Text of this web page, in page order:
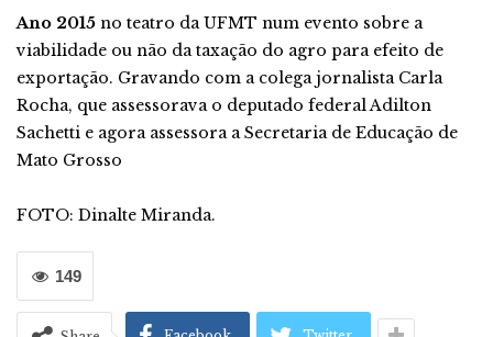
Ano 2015 no teatro da UFMT num evento sobre a
viabilidade ou não da taxação do agro para efeito de
exportação. Gravando com a colega jornalista Carla
Rocha, que assessorava o deputado federal Adilton
Sachetti e agora assessora a Secretaria de Educação de
Mato Grosso
FOTO: Dinalte Miranda.
149